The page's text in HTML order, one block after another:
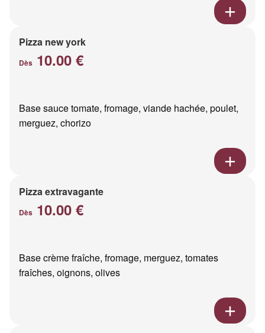
Pizza new york
Dès 10.00 €
Base sauce tomate, fromage, viande hachée, poulet,
merguez, chorizo
Pizza extravagante
Dès 10.00 €
Base crème fraîche, fromage, merguez, tomates
fraîches, oignons, olives